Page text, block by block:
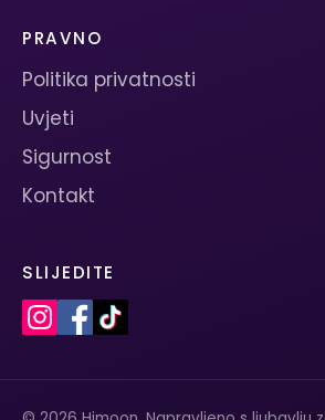
PRAVNO
Politika privatnosti
Uvjeti
Sigurnost
Kontakt
SLIJEDITE